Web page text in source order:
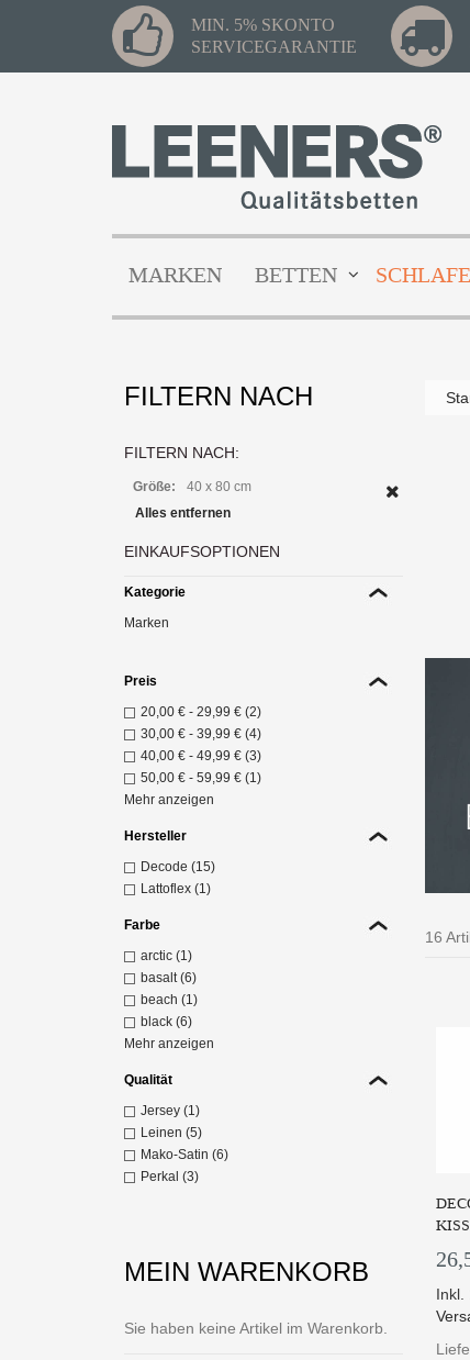
MIN. 5% SKONTO
SERVICEGARANTIE
MARKEN BETTEN
16
Inkl.
FILTERN NACH
FILTERN NACH:
Größe:
40 x 80 cm
Alles entfernen
EINKAUFSOPTIONEN
Kategorie
Marken
Preis
20,00 € -29,99 € (2)
30,00 € -39,99 € (4)
40,00 € -49,99 € (3)
50,00 € -59,99 € (1)
Mehr anzeigen
Hersteller
Decode (15)
Lattoflex (1)
Farbe
arctic (1)
basalt (6)
beach (1)
black (6)
Mehr anzeigen
Qualität
Jersey (1)
Leinen (5)
Mako-Satin (6)
Perkal (3)
MEIN WARENKORB
Sie haben keine Artikel im Warenkorb.